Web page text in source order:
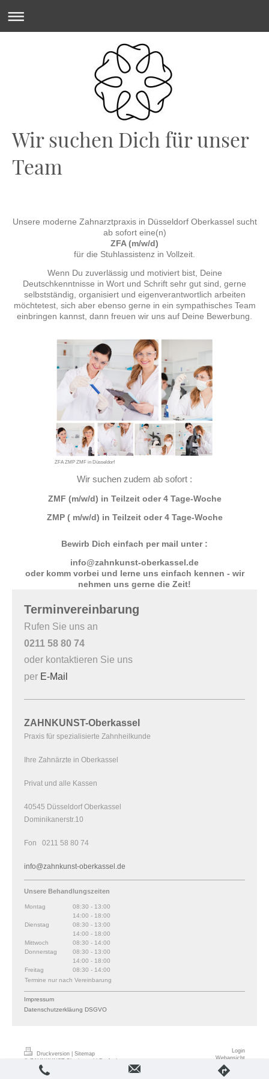
Wir suchen Dich für unser
Team
Unsere moderne Zahnarztpraxis in Düsseldorf Oberkassel sucht
ab sofort eine(n)
ZFA (m/w/d)
für die Stuhlassistenz in Vollzeit.
Wenn Du zuverlässig und motiviert bist, Deine
Deutschkenntnisse in Wort und Schrift sehr gut sind, gerne
selbstständig, organisiert und eigenverantwortlich arbeiten
möchtetest, sich aber ebenso gerne in ein sympathisches Team
einbringen kannst, dann freuen wir uns auf Deine Bewerbung.
ZFA ZMP ZMF in Düsseldorf
Wir suchen zudem ab sofort :
ZMF (m/w/d) in Teilzeit oder 4 Tage-Woche
ZMP ( m/w/d) in Teilzeit oder 4 Tage-Woche
Bewirb Dich einfach per mail unter :
info@zahnkunst-oberkassel.de
oder komm vorbei und lerne uns einfach kennen - wir
nehmen uns gerne die Zeit!
Terminvereinbarung
Rufen Sie uns an
0211 58 80 74
oder kontaktieren Sie uns
per E-Mail
ZAHNKUNST-Oberkassel
Praxis für spezialisierte Zahnheilkunde
Ihre Zahnärzte in Oberkassel
Privat und alle Kassen
40545 Düsseldorf Oberkassel
Dominikanerstr.10
Fon 0211 58 80 74
info@zahnkunst-oberkassel.de
Unsere Behandlungszeiten
Montag 08:30 - 13:00
14:00 - 18:00
Dienstag
08:30 - 13:00
14:00 - 18:00
Mittwoch
08:30 - 14:00
Donnerstag
08:30 - 13:00
14:00 - 18:00
Freitag
08:30 - 14:00
Termine nur nach Vereinbarung
Impressum
Datenschutzerkläung DSGVO
Druckversion
Sitemap
© ZAHNKUNST-Oberkassel | Dr. Andreas
Kurrek | Praxis für spezialisierte Zahnheilkunde
in Düsseldorf Oberkassel
Login
Webansicht